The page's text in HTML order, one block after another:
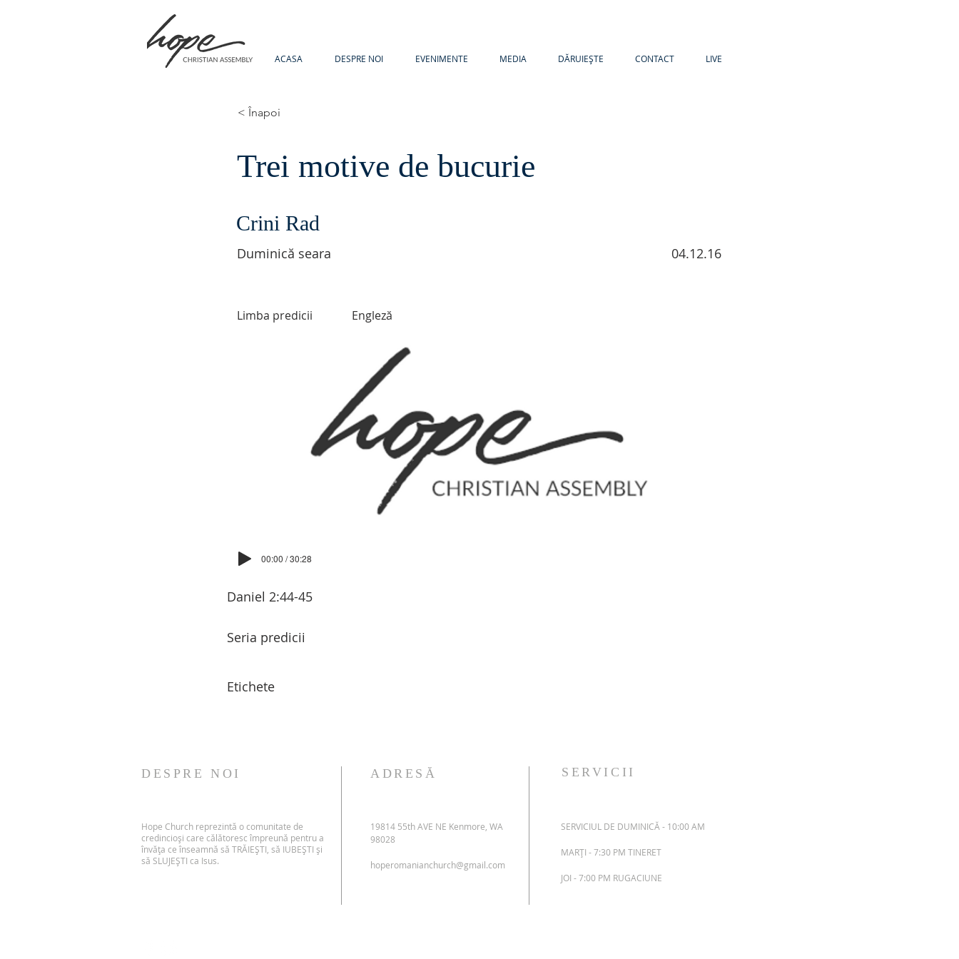
ACASA DESPRE NOI EVENIMENTE MEDIA DĂRUIEȘTE CONTACT LIVE
< Înapoi
Trei motive de bucurie
Crini Rad
Duminică seara 04.12.16
Limba predicii Engleză
00:00 / 30:28
Daniel 2:44-45
Seria predicii
Etichete
DESPRE NOI
Hope Church reprezintă o comunitate de
credincioși care călătoresc împreună pentru a
învăța ce înseamnă să TRĂIEȘTI, să IUBEȘTI și
să SLUJEȘTI ca Isus.
ADRESĂ
19814 55th AVE NE Kenmore, WA
98028
hoperomanianchurch@gmail.com
SERVICII
SERVICIUL DE DUMINICĂ - 10:00 AM
MARȚI - 7:30 PM TINERET
JOI - 7:00 PM RUGACIUNE